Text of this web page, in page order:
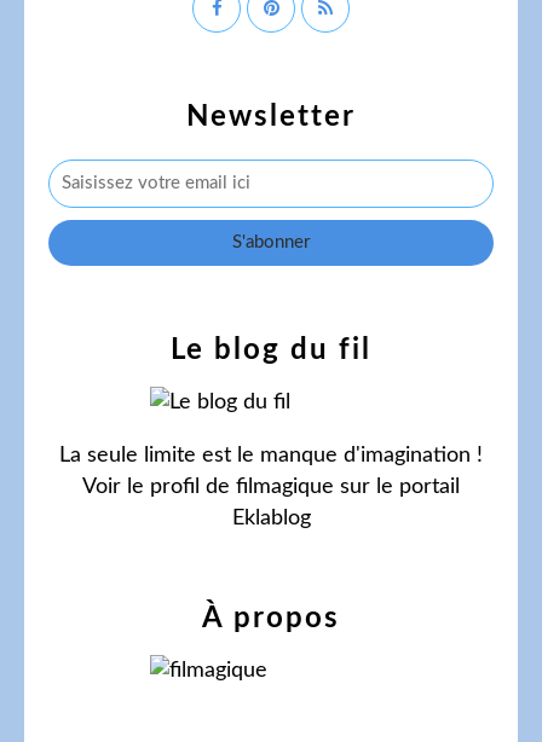
Newsletter
Le blog du fil
La seule limite est le manque d'imagination !
Voir le profil de filmagique sur le portail
Eklablog
À propos